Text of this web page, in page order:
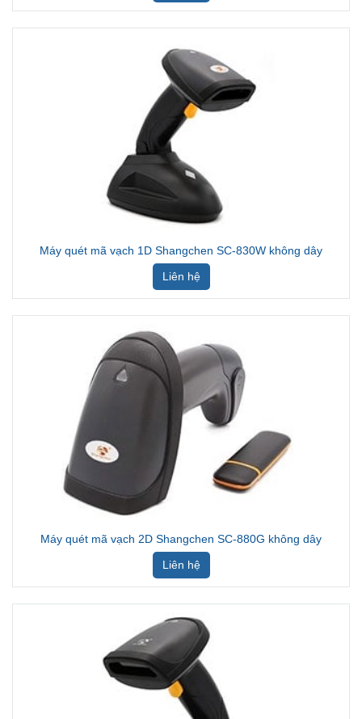
Máy quét mã vạch 1D Shangchen SC-830W không dây
Liên hệ
Máy quét mã vạch 2D Shangchen SC-880G không dây
Liên hệ